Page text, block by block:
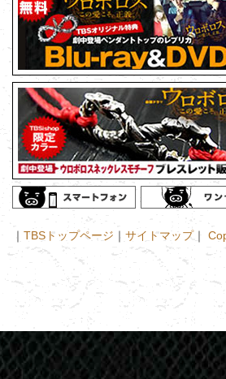
｜ TBSトップページ ｜ サイトマップ｜